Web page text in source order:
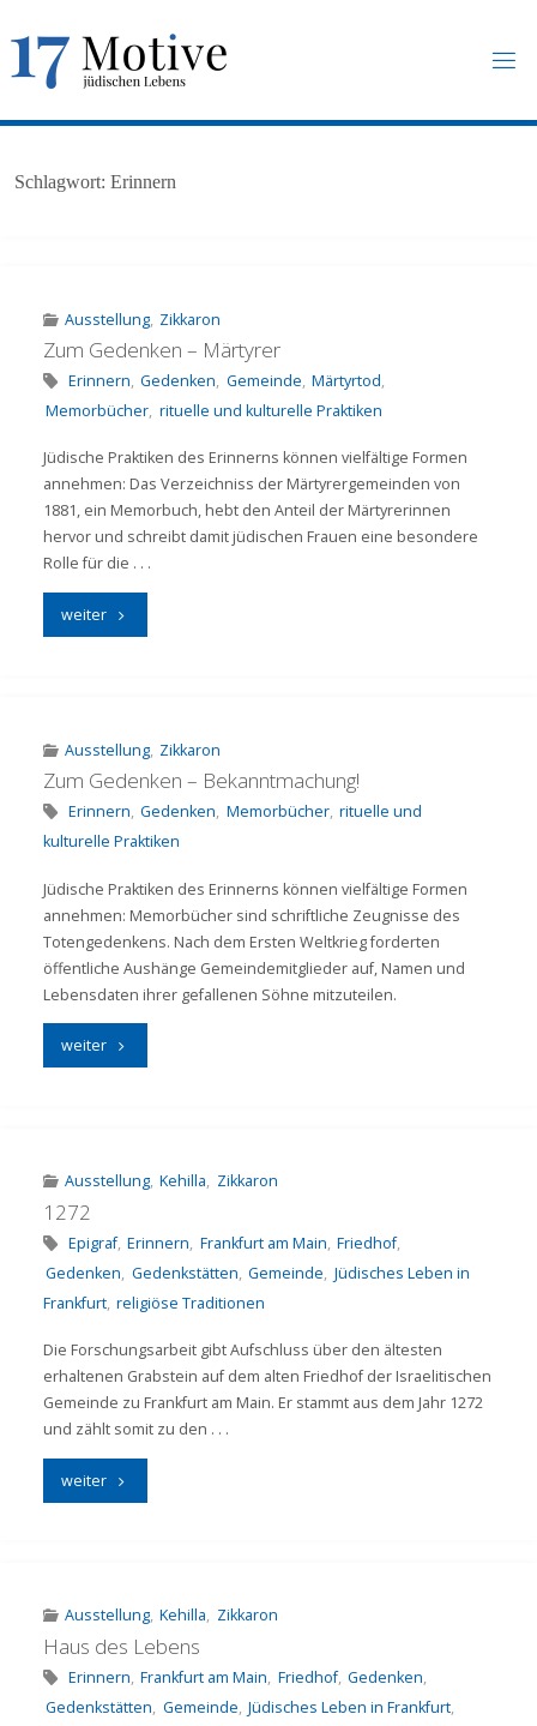
to
content
Schlagwort: Erinnern
Ausstellung, Zikkaron
Zum Gedenken – Märtyrer
Erinnern, Gedenken, Gemeinde, Märtyrtod,
Memorbücher, rituelle und kulturelle Praktiken
Jüdische Praktiken des Erinnerns können vielfältige Formen
annehmen: Das Verzeichniss der Märtyrergemeinden von
1881, ein Memorbuch, hebt den Anteil der Märtyrerinnen
hervor und schreibt damit jüdischen Frauen eine besondere
Rolle für die . . .
weiter"Zum
Märtyrer"
Ausstellung, Zikkaron
Zum Gedenken – Bekanntmachung!
Erinnern, Gedenken, Memorbücher, rituelle und
kulturelle Praktiken
Jüdische Praktiken des Erinnerns können vielfältige Formen
annehmen: Memorbücher sind schriftliche Zeugnisse des
Totengedenkens. Nach dem Ersten Weltkrieg forderten
öffentliche Aushänge Gemeindemitglieder auf, Namen und
Lebensdaten ihrer gefallenen Söhne mitzuteilen.
weiter"Zum
Bekanntmachung!"
Ausstellung, Kehilla, Zikkaron
1272
Epigraf, Erinnern, Frankfurt am Main, Friedhof,
Gedenken, Gedenkstätten, Gemeinde, Jüdisches Leben in
Frankfurt, religiöse Traditionen
Die Forschungsarbeit gibt Aufschluss über den ältesten
erhaltenen Grabstein auf dem alten Friedhof der Israelitischen
Gemeinde zu Frankfurt am Main. Er stammt aus dem Jahr 1272
und zählt somit zu den . . .
weiter"1272"
Ausstellung, Kehilla, Zikkaron
Haus des Lebens
Erinnern, Frankfurt am Main, Friedhof, Gedenken,
Gedenkstätten, Gemeinde, Jüdisches Leben in Frankfurt,